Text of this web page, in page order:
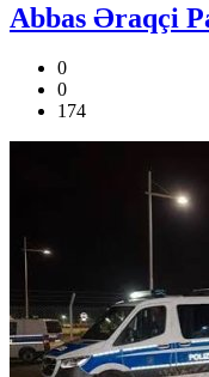
Abbas Əraqçi
0
0
174